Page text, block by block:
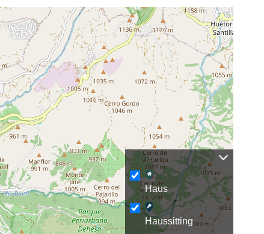
Haus
Haussitting